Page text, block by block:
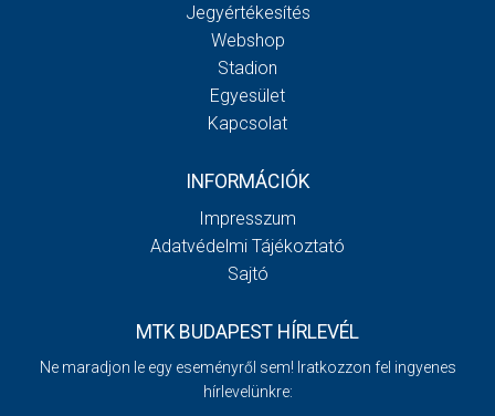
Jegyértékesítés
Webshop
Stadion
Egyesület
Kapcsolat
INFORMÁCIÓK
Impresszum
Adatvédelmi Tájékoztató
Sajtó
MTK BUDAPEST HÍRLEVÉL
Ne maradjon le egy eseményről sem! Iratkozzon fel ingyenes
hírlevelünkre: